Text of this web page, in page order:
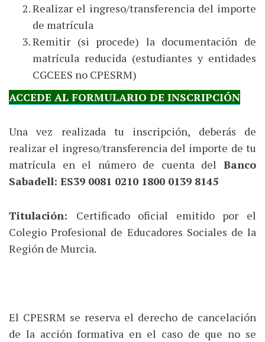
Realizar el ingreso/transferencia del importe
de matrícula
Remitir (si procede) la documentación de
matrícula reducida (estudiantes y entidades
CGCEES no CPESRM)
ACCEDE AL FORMULARIO DE INSCRIPCIÓN
Una vez realizada tu inscripción, deberás de
realizar el ingreso/transferencia del importe de tu
matrícula en el número de cuenta del Banco
Sabadell: ES39 0081 0210 1800 0139 8145
Titulación: Certificado oficial emitido por el
Colegio Profesional de Educadores Sociales de la
Región de Murcia.
El CPESRM se reserva el derecho de cancelación
de la acción formativa en el caso de que no se